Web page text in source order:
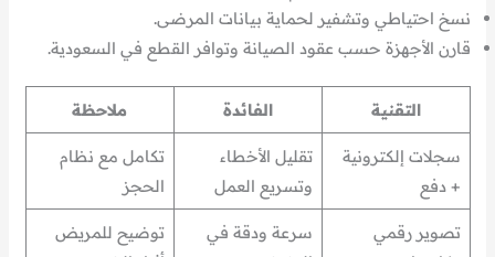
نسخ احتياطي وتشفير لحماية بيانات المرضى.
قارن الأجهزة حسب عقود الصيانة وتوافر القطع في السعودية.
التقنية الفائدة ملاحظة
سجلات إلكترونية
+ دفع
تقليل الأخطاء
وتسريع العمل
تكامل مع نظام
الحجز
تصوير رقمي
سرعة ودقة في
توضيح للمريض